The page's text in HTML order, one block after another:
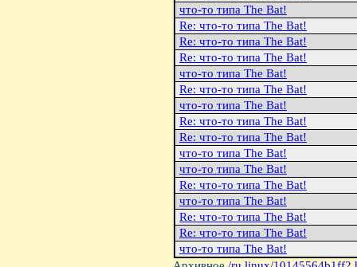
что-то типа The Bat!
Re: что-то типа The Bat!
Re: что-то типа The Bat!
Re: что-то типа The Bat!
что-то типа The Bat!
Re: что-то типа The Bat!
что-то типа The Bat!
Re: что-то типа The Bat!
Re: что-то типа The Bat!
что-то типа The Bat!
что-то типа The Bat!
Re: что-то типа The Bat!
что-то типа The Bat!
Re: что-то типа The Bat!
Re: что-то типа The Bat!
что-то типа The Bat!